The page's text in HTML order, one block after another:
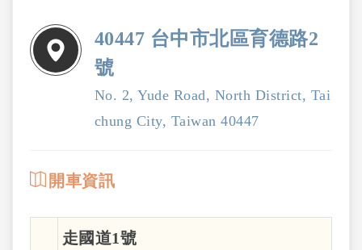
40447 台中市北區育德路2
號
No. 2, Yude Road, North District, Tai
chung City, Taiwan 40447
開車資訊
走國道1號